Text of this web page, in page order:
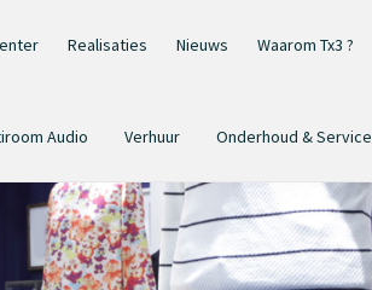
Realisaties Nieuws Waarom Tx3 ?
Audio Verhuur Onderhoud & Service